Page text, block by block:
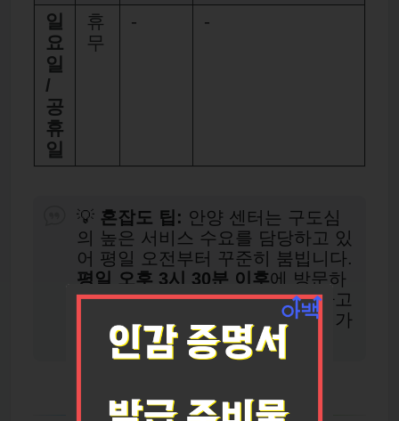
일
요
일
/
공
휴
일
휴
무
- -
💡 혼잡도 팁: 안양 센터는 구도심
의 높은 서비스 수요를 담당하고 있
어 평일 오전부터 꾸준히 붐빕니다.
평일 오후 3시 30분 이후에 방문하
시거나, 무조건온라인 예약을 하고
가시는 것이 대기 시간을 줄이는 가
장 좋은 방법입니다.